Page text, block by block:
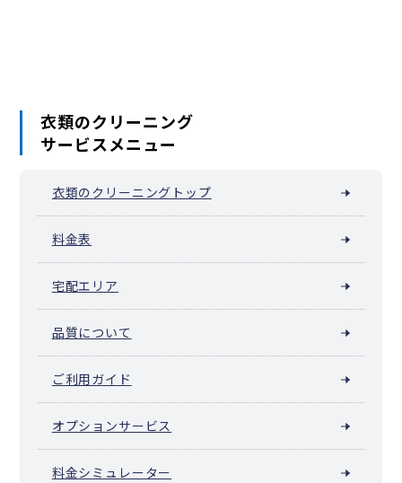
衣類のクリーニング
サービスメニュー
衣類のクリーニングトップ
料金表
宅配エリア
品質について
ご利用ガイド
オプションサービス
料金シミュレーター